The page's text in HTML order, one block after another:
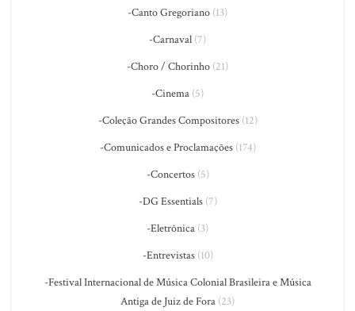
-Canto Gregoriano (13)
-Carnaval (7)
-Choro / Chorinho (21)
-Cinema (5)
-Coleção Grandes Compositores(12)
-Comunicados e Proclamações(174)
-Concertos(5)
-DG Essentials(7)
-Eletrônica (3)
-Entrevistas(10)
-Festival Internacional de Música Colonial Brasileira e Música
Antiga de Juiz de Fora (23)